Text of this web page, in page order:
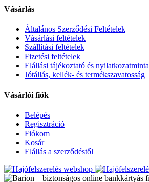
Vásárlás
Általános Szerződési Feltételek
Vásárlási feltételek
Szállítási feltételek
Fizetési feltételek
Elállási tájékoztató és nyilatkozatminta
Jótállás, kellék- és termékszavatosság
Vásárlói fiók
Belépés
Regisztráció
Fiókom
Kosár
Elállás a szerződéstől